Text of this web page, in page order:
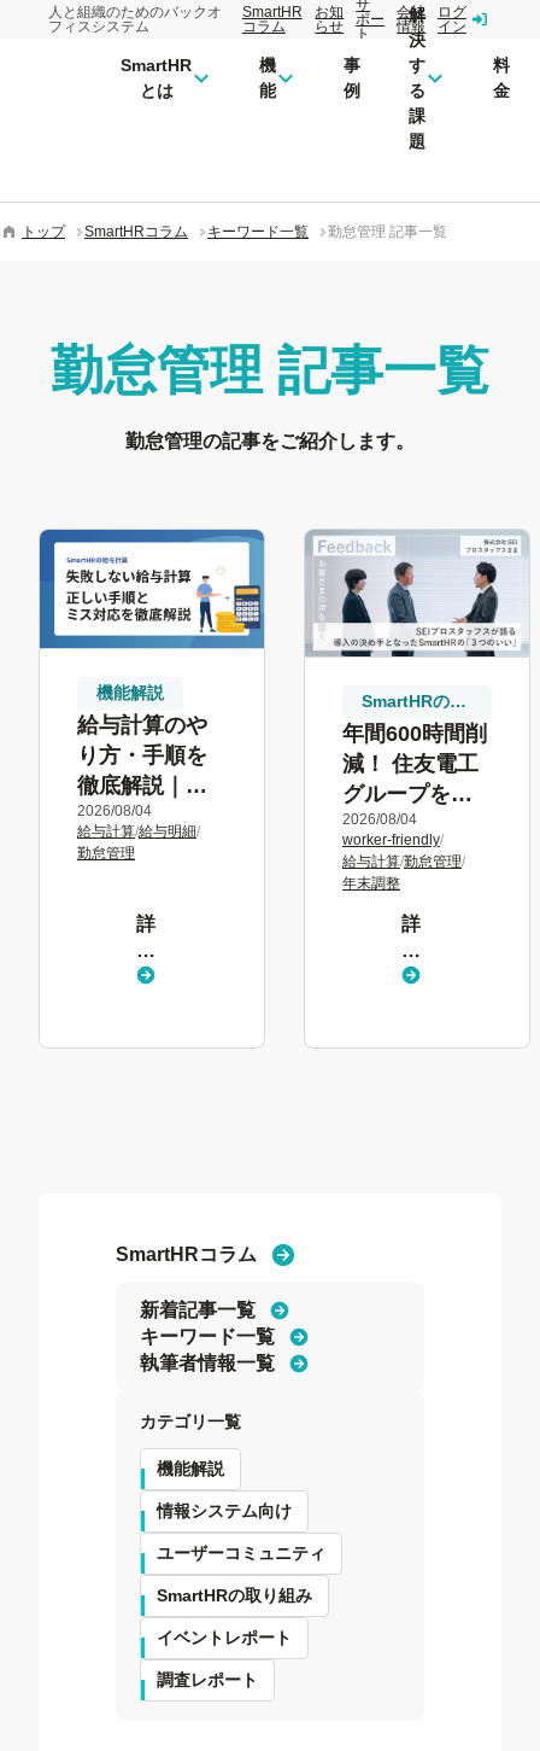
人と組織のためのバックオ
フィスシステム
SmartHR
コラム
お知
らせ
サ
ポー
ト
会社
情報
ログ
イン
SmartHR
とは
機
能
事
例
解
決
す
る
課
題
料
金
トップ SmartHRコラム キーワード一覧 勤怠管理 記事一覧
勤怠管理 記事一覧
勤怠管理の記事をご紹介します。
機能解説
給与計算のや
り方・手順を
徹底解説｜ミ
ス時の修正・
対応方法も紹
2026/08/04
給与計算/給与明細/
勤怠管理
詳
し
く
SmartHRの取
り組み
年間600時間削
減！ 住友電工
グループを支
えるSEIプロス
タッフスの年
末調整電子化
とSmartHR活
2026/08/04
worker-friendly/
給与計算/勤怠管理/
年末調整
詳
し
く
SmartHRコラム
新着記事一覧
キーワード一覧
執筆者情報一覧
カテゴリ一覧
機能解説
情報システム向け
ユーザーコミュニティ
SmartHRの取り組み
イベントレポート
調査レポート